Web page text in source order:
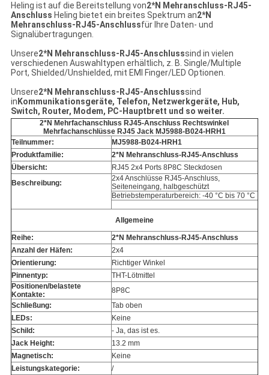
Heling ist auf die Bereitstellung von2*N Mehranschluss-RJ45-
Anschluss Heling bietet ein breites Spektrum an2*N
Mehranschluss-RJ45-Anschlussfür Ihre Daten- und
Signalübertragungen.
Unsere2*N Mehranschluss-RJ45-Anschlusssind in vielen
verschiedenen Auswahltypen erhältlich, z. B. Single/Multiple
Port, Shielded/Unshielded, mit EMI Finger/LED Optionen.
Unsere2*N Mehranschluss-RJ45-Anschlusssind
in Kommunikationsgeräte, Telefon, Netzwerkgeräte, Hub,
Switch, Router, Modem, PC-Hauptbrett und so weiter.
2*N Mehrfachanschluss RJ45-Anschluss Rechtswinkel
Mehrfachanschlüsse RJ45 Jack MJ5988-B024-HRH1
Teilnummer:
MJ5988-B024-HRH1
Produktfamilie:
2*N Mehranschluss-RJ45-Anschluss
Übersicht:
RJ45 2x4 Ports 8P8C Steckdosen
Beschreibung:
2x4 Anschlüsse RJ45-Anschluss,
Seiteneingang, halbgeschützt
Betriebstemperaturbereich: -40 °C bis 70 °C
Allgemeine
Reihe:
2*N Mehranschluss-RJ45-Anschluss
Anzahl der Häfen:
2x4
Orientierung:
Richtiger Winkel
Pinnentyp:
THT-Lötmittel
Positionen/belastete
Kontakte:
8P8C
Schließung:
Tab oben
LEDs:
Keine
Schild:
- Ja, das ist es.
Jack Height:
13.2 mm
Magnetisch:
Keine
Leistungskategorie:
/